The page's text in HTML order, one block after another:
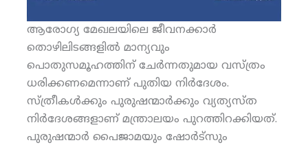
ആരോഗ്യ മേഖലയിലെ ജീവനക്കാര്‍
തൊഴിലിടങ്ങളില്‍ മാന്യവും
പൊതുസമൂഹത്തിന് ചേര്‍ന്നതുമായ വസ്ത്രം
ധരിക്കണമെന്നാണ് പുതിയ നിര്‍ദേശം.
സ്ത്രീകള്‍ക്കും പുരുഷന്മാര്‍ക്കും വ്യത്യസ്ത
നിര്‍ദേശങ്ങളാണ് മന്ത്രാലയം പുറത്തിറക്കിയത്.
പുരുഷന്മാര്‍ പൈജാമയും ഷോര്‍ട്‌സും